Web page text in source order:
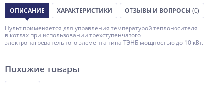
ОПИСАНИЕ ХАРАКТЕРИСТИКИ ОТЗЫВЫ И ВОПРОСЫ (0)
Пульт применяется для управления температурой теплоносителя
в котлах при использовании трехступенчатого
электронагревательного элемента типа ТЭНБ мощностью до 10 кВт.
Похожие товары